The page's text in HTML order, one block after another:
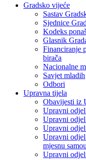
Gradsko vijeće
Sastav
Sjednice
Kodeks
Glasnik
Financiranje
birača
Nacionalne
Savjet mladih
Odbori
Upravna tijela
Obavijesti iz
Upravni
Upravni
Upravni
Upravni
mjesnu
Upravni